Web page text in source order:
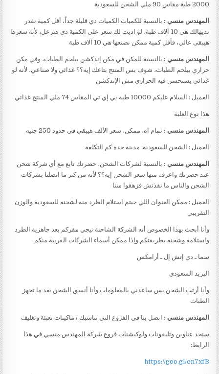
2000 طبة مقاس 90 ملي الشحن للسعودية
المهندس منسي : بالنسبة للكميات الكميات دي قليلة جداً، أقل كمية نقدر
نديهالك هي 10 آلاف طبة، لو اديت لك سعر على الكمية دي هتزعل، لأنه سعرها
هيبقى عالي، فأقل كمية ممكن نصنعها هي 10 آلاف طبة
المهندس منسي : بالنسبة للمكن في مكن إندكشن بيلحم الطبات، وفي مكن
حراري بيلحم الطبات، شوف بس المنتج بتاعك إيه؟؟ غذائي ولا صناعي، لأنه لو
غذائي يستحسن فيه الحراري مش الإندكشن
العميل : السلام عليكم 10000 طبة بي إي تي المقاس 74 ملي المنتج غذائي
هذا نوع العلبة
المهندس منسي :تمام آه، ممكن، سعر الألف هيبقى في حدود 250 جنيه
العميل : الشحن للسعودية مدينة جدة كم التكلفة
المهندس منسي : بالنسبة لشركات الشحن، حضرتك تابع مع أي شركة شحن
عند حضرتك واعرف منها سعر الشحن إيه؟؟ لأنه من كتر ما اتصلنا بشركات
الشحن والناس ما نفذتش فزهقوا مننا
العميل : ممكن العنوان اللي حيتم استلام الطرد منه لشحنه للسعودية والوزن
التقريبي
وأنا أبحث بهذا الخصوص أنه الشركة الشاحنة تيجي مقركم بعد جاهزية الطرد
واستلامه وشحنه بطريقتكم وإذا ممكن أسماء الشركات القريبة منكم
سما ـ دي إتش إل ـ أرامكس
البريد السعودي
وأنا أرتب الشحن بس ساعدني بالمعلومات وأنا أنسق الشحن بعد ما تجهز
الطبات
المهندس منسي : اتصل بنا في الفروع التي تناسبك / ماكينات تعبئة وتغليف
ستجد عناوين وتليفونات ولوكيشنات فروع شركة المهندس منسي في هذا
الرابط:
https://goo.gl/en7xfB